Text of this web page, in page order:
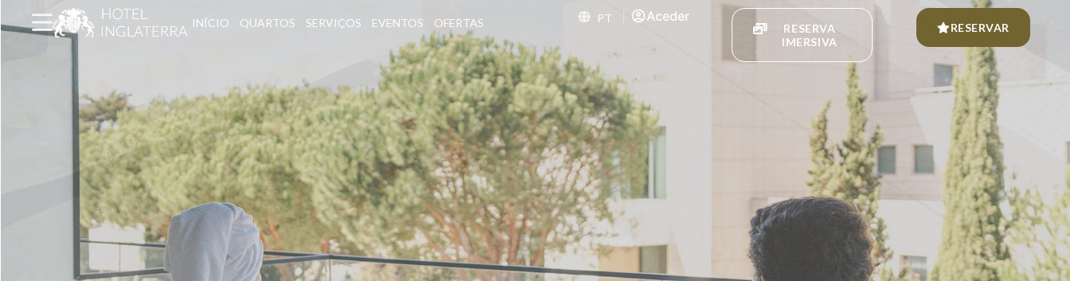
INÍCIO QUARTOS SERVIÇOS EVENTOS OFERTAS RESERVAR
RESERVA
IMERSIVA
Aceder
PT